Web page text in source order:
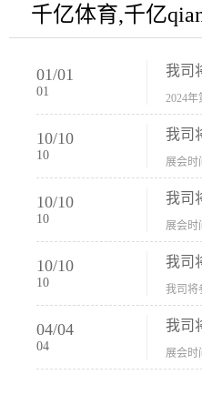
千亿体育,千亿
01/01
01
10/10
10
我司
10/10
10
我司
展会时
10/10
10
我司
我司将
04/04
04
我司